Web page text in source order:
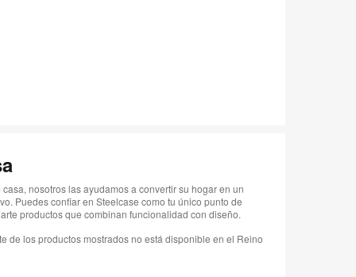
nosotros las ayudamos a convertir su hogar en un
Puedes confiar en Steelcase como tu único punto de
productos que combinan funcionalidad con diseño.
de los productos mostrados no está disponible en el Reino